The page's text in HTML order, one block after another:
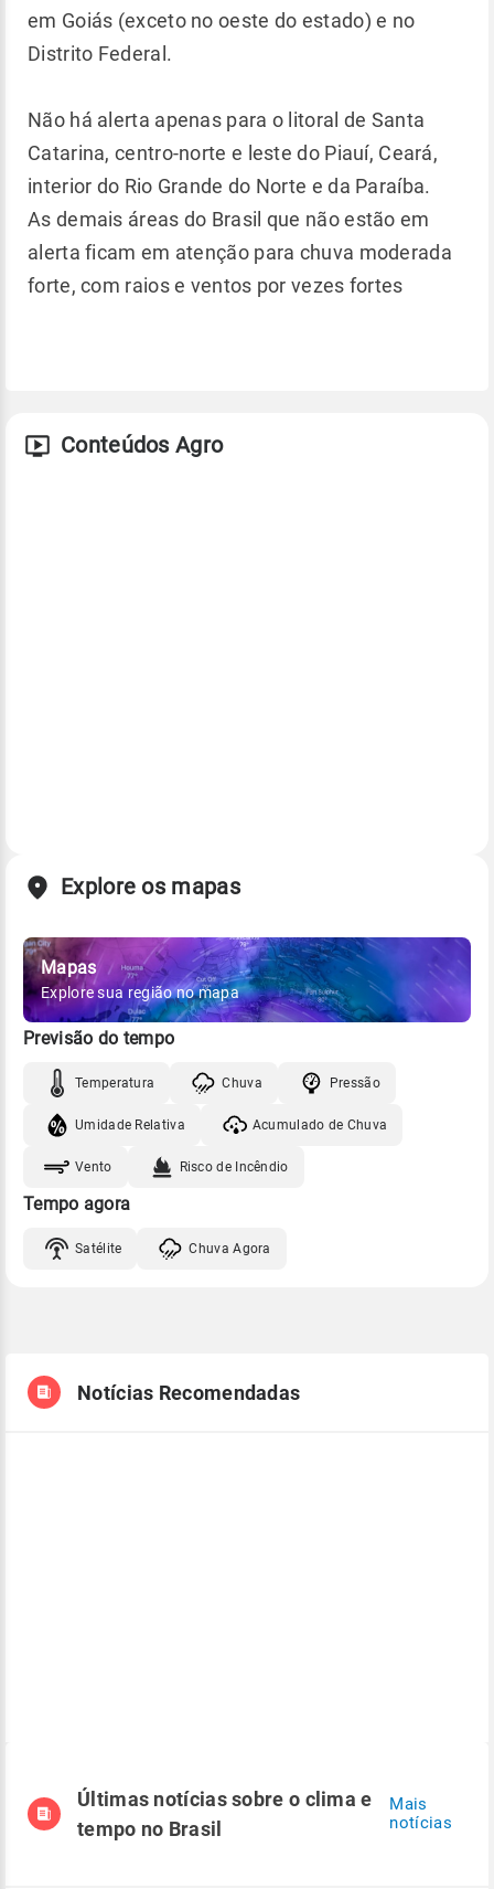
em Goiás (exceto no oeste do estado) e no
Distrito Federal.
Não há alerta apenas para o litoral de Santa
Catarina, centro-norte e leste do Piauí, Ceará,
interior do Rio Grande do Norte e da Paraíba.
As demais áreas do Brasil que não estão em
alerta ficam em atenção para chuva moderada
forte, com raios e ventos por vezes fortes
Conteúdos Agro
Explore os mapas
Mapas
Explore sua região no mapa
Previsão do tempo
Temperatura Chuva Pressão
Umidade Relativa Acumulado de Chuva
Vento Risco de Incêndio
Tempo agora
Satélite Chuva Agora
Notícias Recomendadas
Últimas notícias sobre o clima e
tempo no Brasil
Mais
notícias